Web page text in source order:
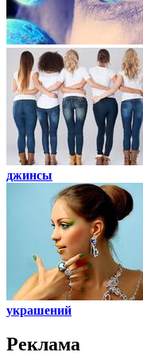
джинсы
украшений
Реклама